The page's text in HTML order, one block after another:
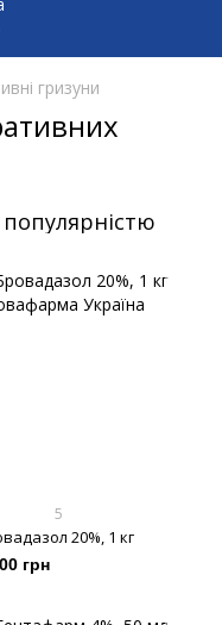
гризуни
5
20%, 1 кг
грн